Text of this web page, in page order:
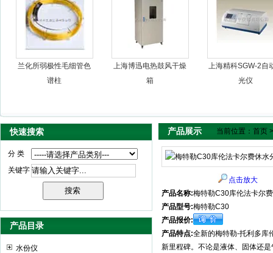
兰化所弱极性毛细管色
谱柱
上海博迅电热鼓风干燥
箱
上海精科SGW-2自
光仪
快速搜索
分 类
关键字
产品目录
水份仪
产品展示 当前位置： 首页
点击放大
产品名称:梅特勒C30库伦法卡尔
产品型号:梅特勒C30
产品报价:
产品特点:全新的梅特勒-托利多库
新里程碑。不论是液体、固体还